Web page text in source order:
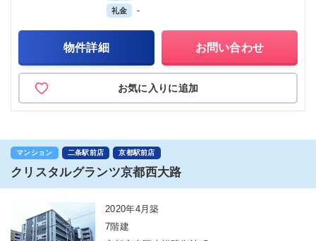
礼金 -
物件詳細 お問い合わせ
お気に入りに追加
マンション 二条駅前店 京都駅前店
クリスタルグランツ京都西大路
2020年4月築
7階建